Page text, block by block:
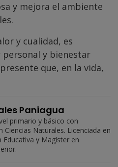
y mejora el ambiente
y cualidad, es
y bienestar
que, en la vida,
Paniagua
primario y básico con
Ciencias Naturales. Licenciada en
Educativa y Magíster en